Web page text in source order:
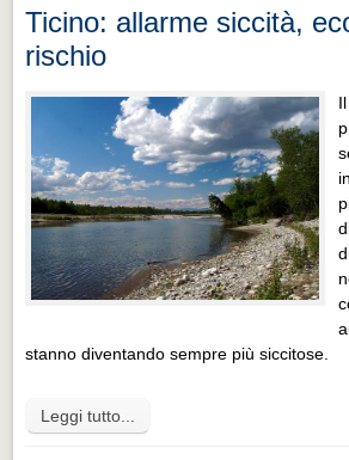
Ticino: allarme siccità,
rischio
stanno diventando sempre più siccitose.
Leggi tutto...